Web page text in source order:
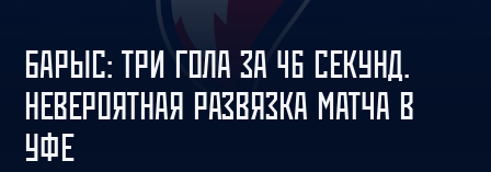
БАРЫС: ТРИ ГОЛА ЗА 46 СЕКУНД.
НЕВЕРОЯТНАЯ РАЗВЯЗКА МАТЧА В
УФЕ